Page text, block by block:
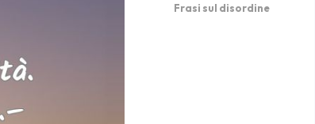
Frasi sul disordine